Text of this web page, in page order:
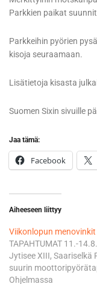
Parkkien paikat
Parkkeihin pyörien
kisoja seuraamaan.
Lisätietoja kisasta
Suomen Sixin sivuille
Jaa tämä:
Facebook
Aiheeseen liittyy
Viikonlopun
TAPAHTUMAT 11.-
Jytisee XIII, Saariselkä
suurin
Ohjelmassa